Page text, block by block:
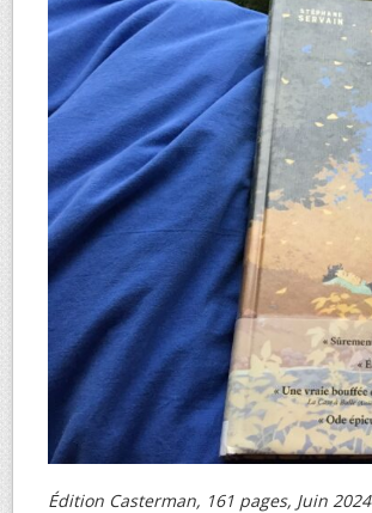
Édition Casterman, 161 pages, Juin 2024